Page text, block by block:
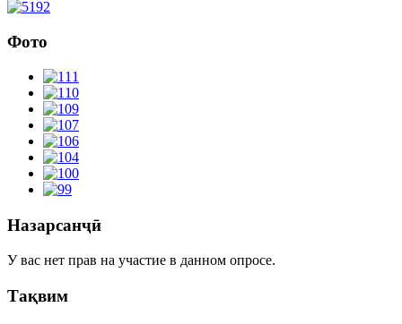
Фото
Назарсанҷӣ
У вас нет прав на участие в данном опросе.
Тақвим